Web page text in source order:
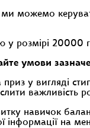
ми можемо
у розмірі 20000
умови
приз у вигляді
важливість
навичок
на